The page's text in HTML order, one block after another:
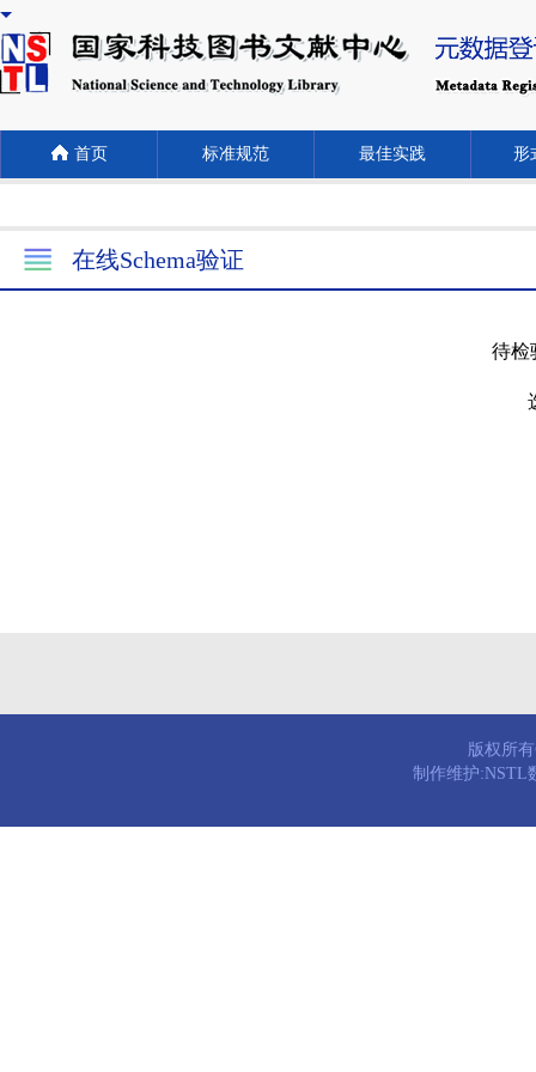
首页 标准规范 最佳实践 形
在线Schema验证
待检
版权所
制作维护:NSTL